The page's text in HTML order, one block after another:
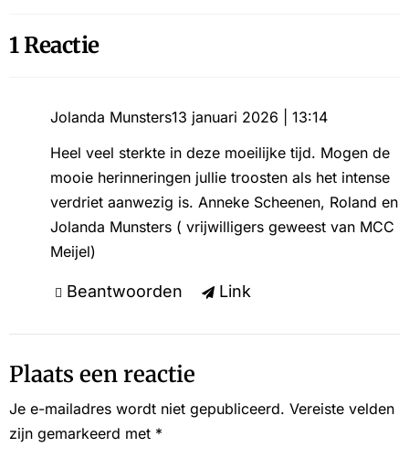
1 Reactie
Jolanda Munsters13 januari 2026 | 13:14
Heel veel sterkte in deze moeilijke tijd. Mogen de
mooie herinneringen jullie troosten als het intense
verdriet aanwezig is. Anneke Scheenen, Roland en
Jolanda Munsters ( vrijwilligers geweest van MCC
Meijel)
Beantwoorden Link
Plaats een reactie
Je e-mailadres wordt niet gepubliceerd. Vereiste velden
zijn gemarkeerd met *